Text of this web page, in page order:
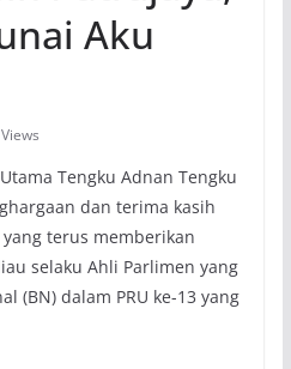
Aku
Utama Tengku Adnan Tengku
dan terima kasih
terus memberikan
selaku Ahli Parlimen yang
(BN) dalam PRU ke-13 yang